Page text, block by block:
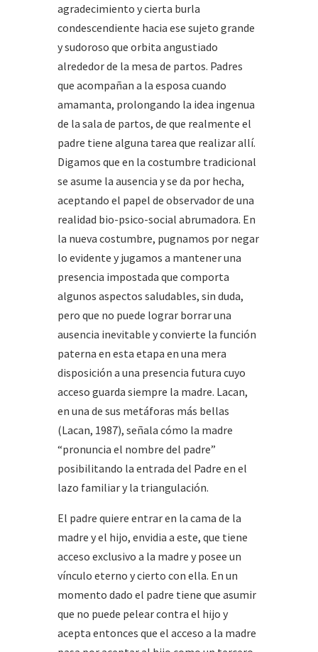
agradecimiento y cierta burla
condescendiente hacia ese sujeto grande
y sudoroso que orbita angustiado
alrededor de la mesa de partos. Padres
que acompañan a la esposa cuando
amamanta, prolongando la idea ingenua
de la sala de partos, de que realmente el
padre tiene alguna tarea que realizar allí.
Digamos que en la costumbre tradicional
se asume la ausencia y se da por hecha,
aceptando el papel de observador de una
realidad bio-psico-social abrumadora. En
la nueva costumbre, pugnamos por negar
lo evidente y jugamos a mantener una
presencia impostada que comporta
algunos aspectos saludables, sin duda,
pero que no puede lograr borrar una
ausencia inevitable y convierte la función
paterna en esta etapa en una mera
disposición a una presencia futura cuyo
acceso guarda siempre la madre. Lacan,
en una de sus metáforas más bellas
(Lacan, 1987), señala cómo la madre
“pronuncia el nombre del padre”
posibilitando la entrada del Padre en el
lazo familiar y la triangulación.
El padre quiere entrar en la cama de la
madre y el hijo, envidia a este, que tiene
acceso exclusivo a la madre y posee un
vínculo eterno y cierto con ella. En un
momento dado el padre tiene que asumir
que no puede pelear contra el hijo y
acepta entonces que el acceso a la madre